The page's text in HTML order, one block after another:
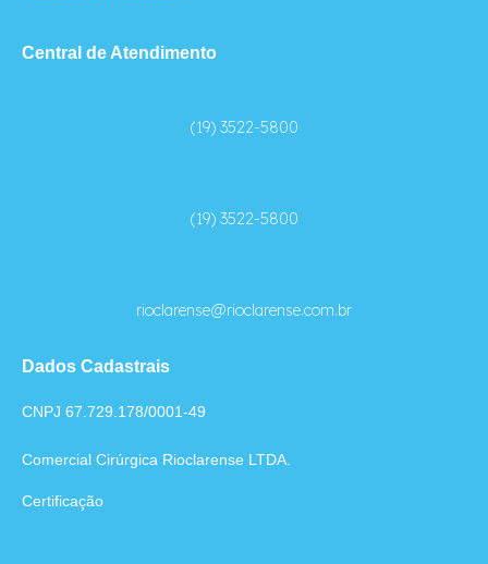
Central de Atendimento
(19) 3522-5800
(19) 3522-5800
rioclarense@rioclarense.com.br
Dados Cadastrais
CNPJ 67.729.178/0001-49
Comercial Cirúrgica Rioclarense LTDA.
Certificação